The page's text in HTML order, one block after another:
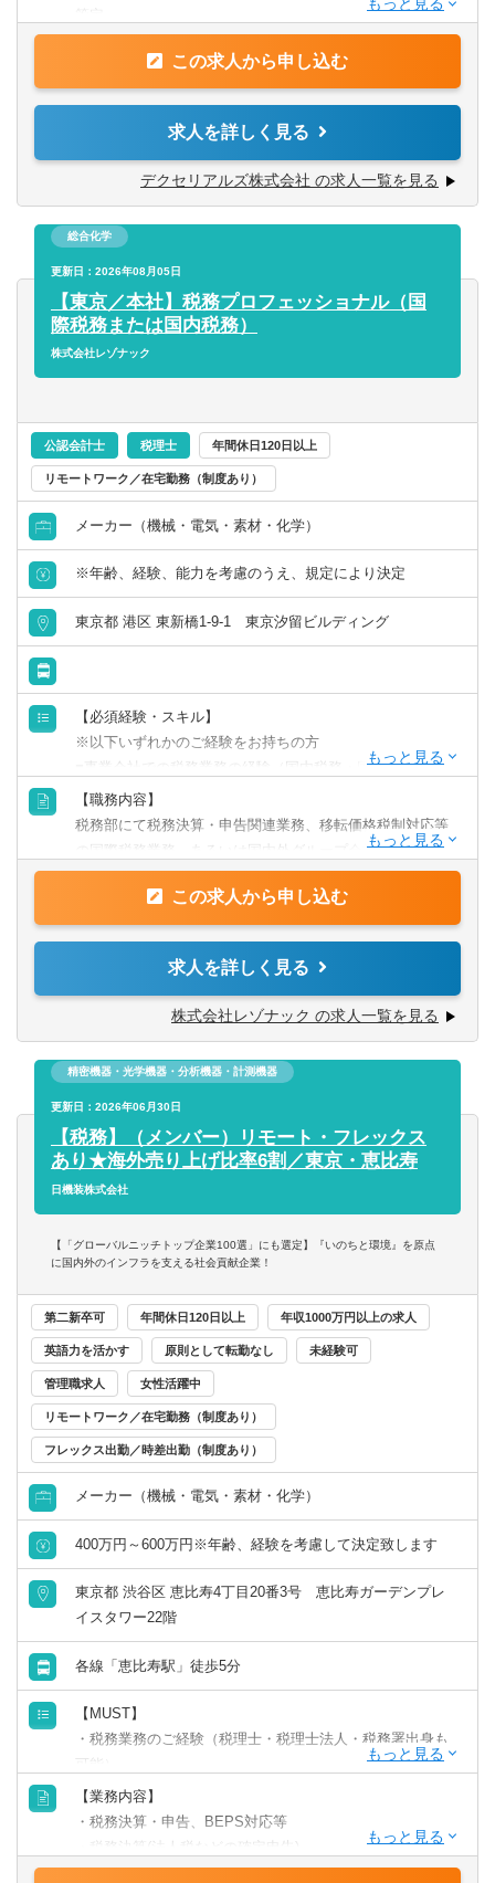
【歓迎経験・スキル】
・プロジェクトマネジメントスキル
・ESG／非財務開示に関する基礎知識
・開示関連の文章作成・編集スキル（日本語）
・役員層とのコミュニケーション経験
・制作会社・翻訳会社など外部パートナーとの進行管理
２．ESG／非財務開示対応（サポート業務）
・有報、TCFD、MSCI、CDPなど各種開示の整合性チェッ
・広報・IR・経営企画と連携し、開示戦略を企画
３．社内外コミュニケーション推進
・サステナビリティ経営に関する資料作成・社内展開
・プレゼン資料作成や経営報告の支援
・統合レポートを通じ、企業の未来像を“描き・伝える”の一
翼を担うことで幅広い視野や経験を獲得できます
・経営・IR・ESGの接点で戦略理解と発信を担い、開示領
域のプロフェッショナルとして成長できます
【入社後のキャリアプラン】
経験や実績、ご本人様の志向性によりますが、将来的には
課長職へのステップアップを期待しています。またはIR・
広報など開示関連組織で経験の幅を広げて頂くことも可能
です。
この求人から申し込む
求人を詳しく見る
デクセリアルズ株式会社 の求人一覧を見る
総合化学
更新日：2026年08月05日
【東京／本社】税務プロフェッショナル（国
際税務または国内税務）
株式会社レゾナック
公認会計士 税理士 年間休日120日以上
リモートワーク／在宅勤務（制度あり）
メーカー（機械・電気・素材・化学）
※年齢、経験、能力を考慮のうえ、規定により決定
東京都 港区 東新橋1-9-1 東京汐留ビルディング
【必須経験・スキル】
※以下いずれかのご経験をお持ちの方
■事業会社での税務業務の経験（国内税務・国際税務 不
問）
■税理士法人での会計・税務業務の経験
【歓迎経験・スキル】
■税理士、公認会計士
■英語での意思疎通が可能な方（目安：TOEICスコア 700点
以上)
【求める人物像】
■自己研鑽に意欲的で現状維持に満足せず努力を続けられる
方
■社内外問わず自ら積極的にコミュニケーションを取り情報
を取りに行けるかた方
■主体性があり、成果に拘る実行力をお持ちの方
■将来のリーダーとして、税務にとどまらず財務経理の分野
で活躍を目指したい方
【職務内容】
税務部にて税務決算・申告関連業務、移転価格税制対応等
の国際税務業務、あるいは国内外グループ会社を含めた税
務体制管理をご担当頂きます。ご経験・スキルに応じて業
務をアサインとなります。
※ご入社後、株式会社レゾナック・ホールディングスに出
【具体的には】
■国税・地方税・消費税等の決算・申告関連業務、グループ
■税制改正対応、税務調査対応
■グローバル税務ガバナンスの体制整備、BEPS2.0対応、
移転価格モニタリング、文書化によるリスク低減対応、国
内外税務自主監査の企画実施
■事業部門や関係会社への税務支援
※業務によっては英語を使用する機会がございます（英文
※他部門のプロジェクト等での社内連携も多く、税務にて
検討すべき事項（税務リスク検討など）について提案する
機会もあります。様々な部署と連携しながら業務を進める
ことができます。
【やりがい・魅力】
■レゾナック・グループ経営統合を経て、グループ横断の税
務管理によりどのように企業価値最大化に貢献していくの
かの戦略設計に比重を置いていく方針です。これから統合
ができます。
■海外取引にかかる論点も多く、進出先国毎の税制を把握す
ることで税務知識の幅を広げつつ、グローバルな事業活動
に携わり協業できることが魅力です。
■M&A等のプロジェクトでは検討内容が多岐に渡るため、
社外税務専門家との連携の機会も多く自身のスキルアップ
にもつながります。
■同社の税務部は他社と比較すると大きな規模で活動してい
ます。優遇税制等の活用等の税務プランニングの実行はキ
ャッシュへの影響が大きく、税務部として企業価値向上へ
直接的に貢献でき、やりがいを感じられます。
この求人から申し込む
求人を詳しく見る
株式会社レゾナック の求人一覧を見る
精密機器・光学機器・分析機器・計測機器
更新日：2026年06月30日
【税務】（メンバー）リモート・フレックス
あり★海外売り上げ比率6割／東京・恵比寿
日機装株式会社
【「グローバルニッチトップ企業100選」にも選定】『いのちと環境』を原点
に国内外のインフラを支える社会貢献企業！
第二新卒可 年間休日120日以上 年収1000万円以上の求人
英語力を活かす 原則として転勤なし 未経験可
管理職求人 女性活躍中
リモートワーク／在宅勤務（制度あり）
フレックス出勤／時差出勤（制度あり）
メーカー（機械・電気・素材・化学）
400万円～600万円※年齢、経験を考慮して決定致します
東京都 渋谷区 恵比寿4丁目20番3号 恵比寿ガーデンプレ
イスタワー22階
各線「恵比寿駅」徒歩5分
【MUST】
・税務業務のご経験（税理士・税理士法人・税務署出身も
可能）
【WANT】
・英語力
・国際税務の経験
【業務内容】
・税務決算・申告、BEPS対応等
・税務決算(法人税などの確定申告)
・納税関係+ＢＥＰＳ対応 ３文書の作成を更新